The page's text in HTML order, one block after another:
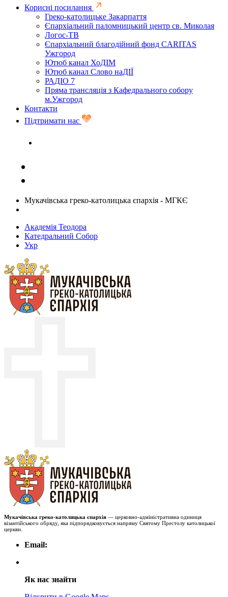
Корисні посилання
Греко-католицьке Закарпаття
Єпархіальний паломницький центр св. Миколая
Логос-ТВ
Єпархіальний благодійний фонд CARITAS
Ужгород
Ютюб канал ХоДІМ
Ютюб канал Слово наДІЇ
РАДІО 7
Пряма трансляція з Кафедрального собору
м.Ужгород
Контакти
Підтримати нас
Мукачівська греко-католицька єпархія - МГКЄ
Академія Теодора
Катедральний Собор
Укр
Мукачівська греко-католицька єпархія — церковно-адміністративна одиниця
візантійського обряду, яка підпорядковується напряму Святому Престолу католицької
церкви.
Email:
Як нас знайти